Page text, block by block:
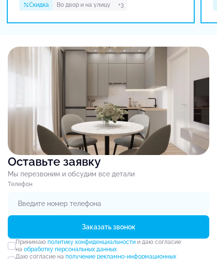
Скидка
Во двор и на улицу +3
Оставьте заявку
Мы перезвоним и обсудим все детали
Tелефон
Заказать звонок
Принимаю политику конфиденциальностии даю согласие
на обработку персональных данных
Даю согласие на получение рекламно-информационных